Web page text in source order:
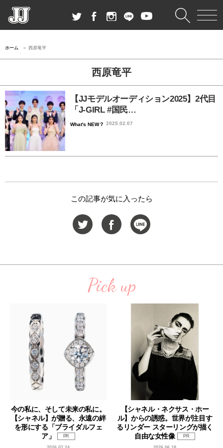
ホーム 西原竜平
西原竜平
【JJモデルオーディション2025】2代目
「J-GIRL #国民…
What's NEW？ 2025.02.07
この記事が気に入ったら
Pick up
今の私に、そして未来の私に。
【シャネル】が贈る、永遠の絆
を形にする「ブライダルフェ
ア」
PR
【シャネル・ネクサス・ホー
ル】からの誘惑。世界が注目す
るリンダー スターリングが描く
自由な女性像
PR